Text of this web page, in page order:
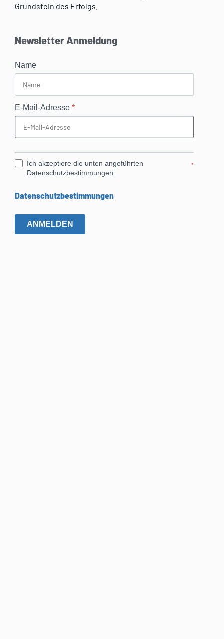
Grundstein des Erfolgs.
Newsletter Anmeldung
Name
E-Mail-Adresse *
Ich akzeptiere die unten angeführten
Datenschutzbestimmungen.
*
Datenschutzbestimmungen
ANMELDEN